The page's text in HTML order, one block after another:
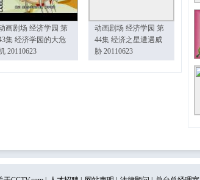
画剧场 经济学园 第
集 经济学园的大危
20110623
动画剧场 经济学园 第
44集 经济之星遭遇威
胁 20110623